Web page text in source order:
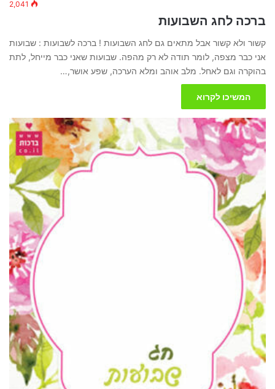
ברכה לחג השבועות
קשור ולא קשור אבל מתאים גם לחג השבועות ! ברכה לשבועות : שבועות
אני כבר מצפה, לומר תודה לא רק מהפה. שבועות שאני כבר מייחל, לתת
בהוקרה וגם לאחל. מלב אוהב ומלא הערכה, שפע אושר,…
המשיכו לקרוא